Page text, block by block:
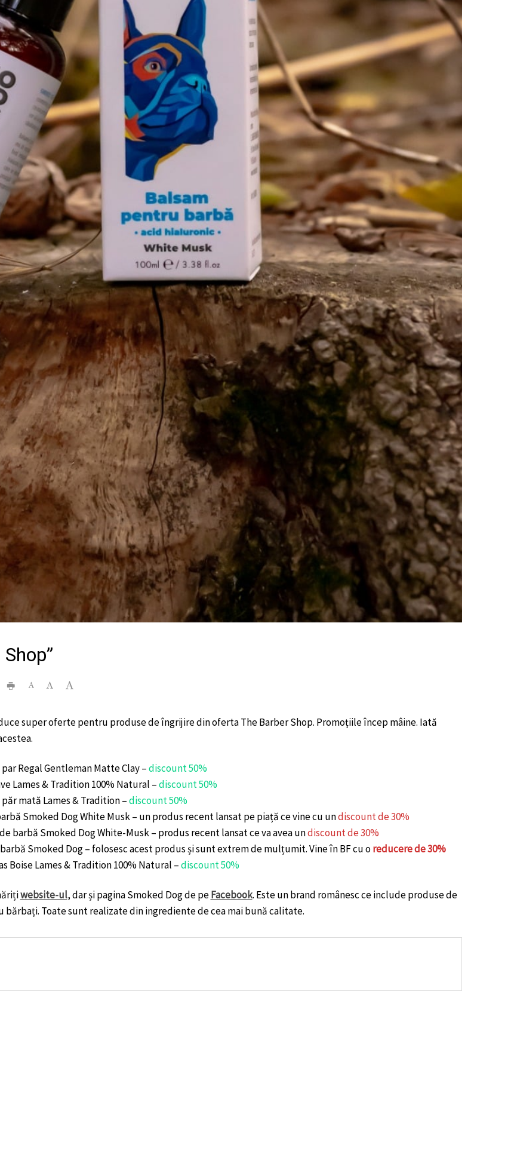
super oferte pentru produse de îngrijire din oferta The Barber Shop. Promoțiile încep mâine. Iată
par Regal Gentleman Matte Clay –discount 50%
Lames & Tradition 100% Natural –discount 50%
păr mată Lames & Tradition –discount 50%
Smoked Dog White Musk – un produs recent lansat pe piață ce vine cu undiscount de 30%
barbă Smoked Dog White-Musk – produs recent lansat ce va avea undiscount de 30%
Smoked Dog – folosesc acest produs și sunt extrem de mulțumit. Vine în BF cu oreducere de 30%
Boise Lames & Tradition 100% Natural –discount 50%
website-ul, dar și pagina Smoked Dog de peFacebook. Este un brand românesc ce include produse de
Toate sunt realizate din ingrediente de cea mai bună calitate.